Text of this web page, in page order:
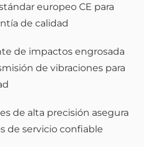
europeo CE para
de calidad
de impactos engrosada
de vibraciones para
de alta precisión asegura
de servicio confiable